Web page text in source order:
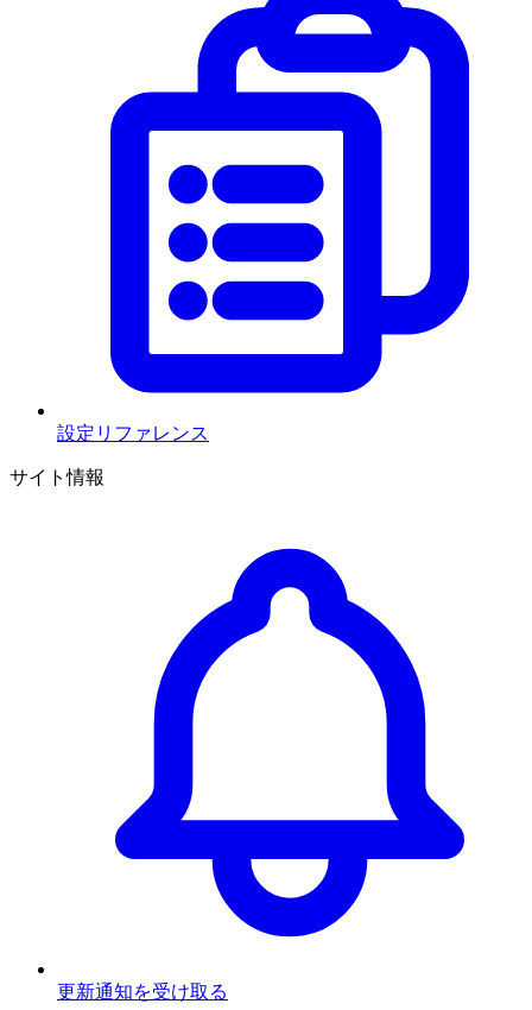
設定リファレンス
サイト情報
更新通知を受け取る